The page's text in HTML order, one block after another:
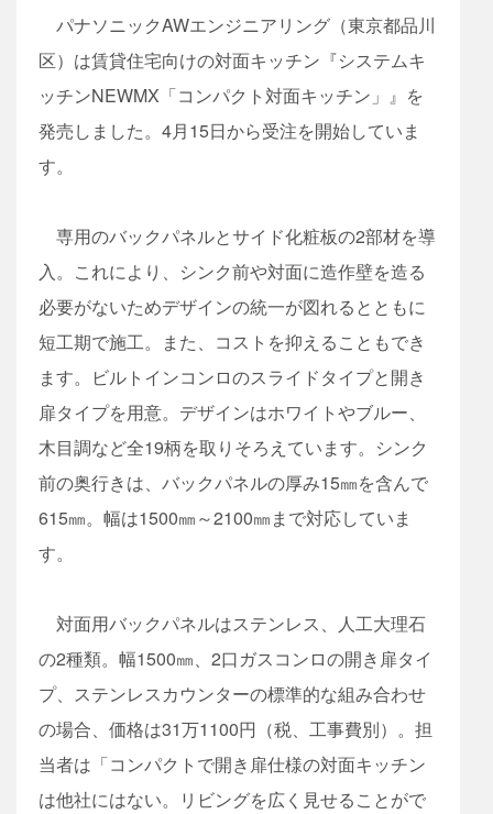
パナソニックAWエンジニアリング（東京都品川
区）は賃貸住宅向けの対面キッチン『システムキ
ッチンNEWMX「コンパクト対面キッチン」』を
発売しました。4月15日から受注を開始していま
す。
専用のバックパネルとサイド化粧板の2部材を導
入。これにより、シンク前や対面に造作壁を造る
必要がないためデザインの統一が図れるとともに
短工期で施工。また、コストを抑えることもでき
ます。ビルトインコンロのスライドタイプと開き
扉タイプを用意。デザインはホワイトやブルー、
木目調など全19柄を取りそろえています。シンク
前の奥行きは、バックパネルの厚み15㎜を含んで
615㎜。幅は1500㎜～2100㎜まで対応していま
す。
対面用バックパネルはステンレス、人工大理石
の2種類。幅1500㎜、2口ガスコンロの開き扉タイ
プ、ステンレスカウンターの標準的な組み合わせ
の場合、価格は31万1100円（税、工事費別）。担
当者は「コンパクトで開き扉仕様の対面キッチン
は他社にはない。リビングを広く見せることがで